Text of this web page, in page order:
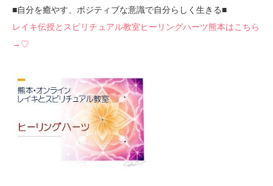
■自分を癒やす、ポジティブな意識で自分らしく生きる■
レイキ伝授とスピリチュアル教室ヒーリングハーツ熊本はこちら
→♡